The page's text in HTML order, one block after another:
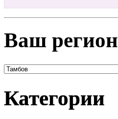
Ваш регион
Категории